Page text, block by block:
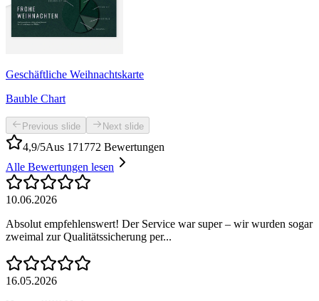
Geschäftliche Weihnachtskarte
Bauble Chart
Previous slide Next slide
4,9/5Aus 171772 Bewertungen
Alle Bewertungen lesen
10.06.2026
Absolut empfehlenswert! Der Service war super – wir wurden sogar
zweimal zur Qualitätssicherung per...
16.05.2026